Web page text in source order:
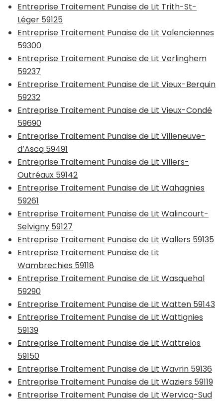
Entreprise Traitement Punaise de Lit Trith-St-
Léger 59125
Entreprise Traitement Punaise de Lit Valenciennes
59300
Entreprise Traitement Punaise de Lit Verlinghem
59237
Entreprise Traitement Punaise de Lit Vieux-Berquin
59232
Entreprise Traitement Punaise de Lit Vieux-Condé
59690
Entreprise Traitement Punaise de Lit Villeneuve-
d’Ascq 59491
Entreprise Traitement Punaise de Lit Villers-
Outréaux 59142
Entreprise Traitement Punaise de Lit Wahagnies
59261
Entreprise Traitement Punaise de Lit Walincourt-
Selvigny 59127
Entreprise Traitement Punaise de Lit Wallers 59135
Entreprise Traitement Punaise de Lit
Wambrechies 59118
Entreprise Traitement Punaise de Lit Wasquehal
59290
Entreprise Traitement Punaise de Lit Watten 59143
Entreprise Traitement Punaise de Lit Wattignies
59139
Entreprise Traitement Punaise de Lit Wattrelos
59150
Entreprise Traitement Punaise de Lit Wavrin 59136
Entreprise Traitement Punaise de Lit Waziers 59119
Entreprise Traitement Punaise de Lit Wervicq-Sud